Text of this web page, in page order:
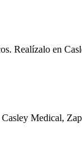
Realízalo en
Medical,